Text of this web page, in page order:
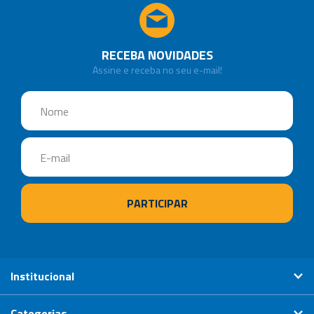
RECEBA NOVIDADES
Assine e receba no seu e-mail!
Institucional